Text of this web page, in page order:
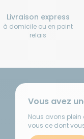
Livraison express
à domicile ou en point
relais
Vous avez
Nous avons plein
vous ce dont